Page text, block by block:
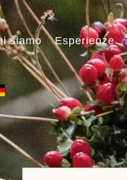
siamo Esperienze